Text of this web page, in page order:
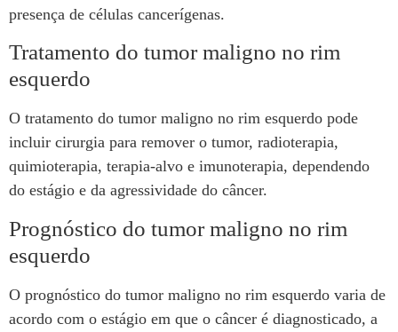
presença de células cancerígenas.
Tratamento do tumor maligno no rim
esquerdo
O tratamento do tumor maligno no rim esquerdo pode
incluir cirurgia para remover o tumor, radioterapia,
quimioterapia, terapia-alvo e imunoterapia, dependendo
do estágio e da agressividade do câncer.
Prognóstico do tumor maligno no rim
esquerdo
O prognóstico do tumor maligno no rim esquerdo varia de
acordo com o estágio em que o câncer é diagnosticado, a